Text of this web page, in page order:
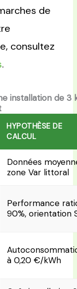
de
consultez
.
installation de 3
HYPOTHÈSE DE
CALCUL
Données
zone Var littoral
Performance
90%, orientation
à 0,20 €/kWh